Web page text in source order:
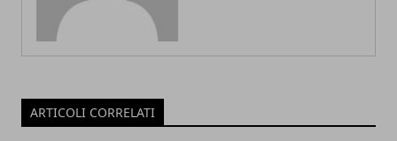
ARTICOLI CORRELATI